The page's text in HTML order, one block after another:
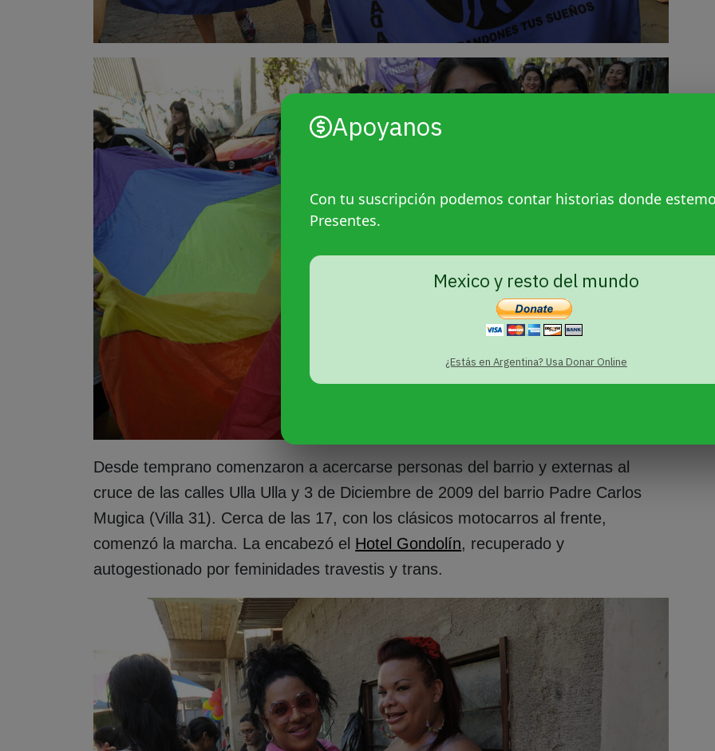
Apoyanos
Con tu suscripción podemos contar historias donde
Presentes.
Mexico y resto del mundo
¿Estás en Argentina? Usa Donar Online
Desde temprano comenzaron a acercarse personas del barrio y externas al
cruce de las calles Ulla Ulla y 3 de Diciembre de 2009 del barrio Padre Carlos
Mugica (Villa 31). Cerca de las 17, con los clásicos motocarros al frente,
comenzó la marcha. La encabezó el Hotel Gondolín, recuperado y
autogestionado por feminidades travestis y trans.